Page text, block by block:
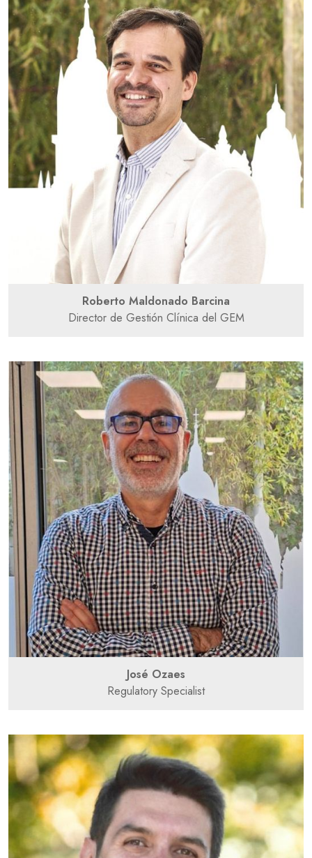
Roberto Maldonado Barcina
Director de Gestión Clínica del GEM
José Ozaes
Regulatory Specialist